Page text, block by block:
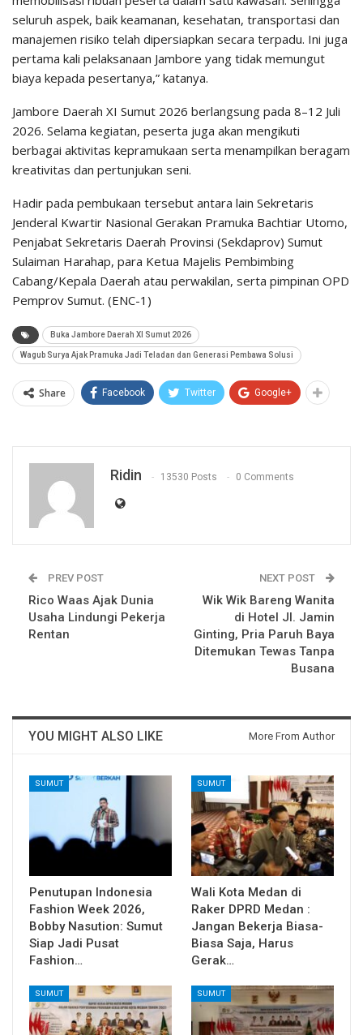
seluruh aspek, baik keamanan, kesehatan, transportasi dan
manajemen risiko telah dipersiapkan secara terpadu. Ini juga
pertama kali pelaksanaan Jambore yang tidak memungut
biaya kepada pesertanya,” katanya.
Jambore Daerah XI Sumut 2026 berlangsung pada 8–12 Juli
2026. Selama kegiatan, peserta juga akan mengikuti
berbagai aktivitas kepramukaan serta menampilkan beragam
kreativitas dan pertunjukan seni.
Hadir pada pembukaan tersebut antara lain Sekretaris
Jenderal Kwartir Nasional Gerakan Pramuka Bachtiar Utomo,
Penjabat Sekretaris Daerah Provinsi (Sekdaprov) Sumut
Sulaiman Harahap, para Ketua Majelis Pembimbing
Cabang/Kepala Daerah atau perwakilan, serta pimpinan OPD
Pemprov Sumut. (ENC-1)
Buka Jambore Daerah XI Sumut 2026
Wagub Surya Ajak Pramuka Jadi Teladan dan Generasi Pembawa Solusi
Share Facebook Twitter Google+
Ridin 13530 Posts 0 Comments
PREV POST
Rico Waas Ajak Dunia
Usaha Lindungi Pekerja
Rentan
NEXT POST
Wik Wik Bareng Wanita
di Hotel Jl. Jamin
Ginting, Pria Paruh Baya
Ditemukan Tewas Tanpa
Busana
YOU MIGHT ALSO LIKE More From Author
SUMUT
Penutupan Indonesia
Fashion Week 2026,
Bobby Nasution: Sumut
Siap Jadi Pusat
Fashion…
SUMUT
Wali Kota Medan di
Raker DPRD Medan :
Jangan Bekerja Biasa-
Biasa Saja, Harus
Gerak…
SUMUT SUMUT